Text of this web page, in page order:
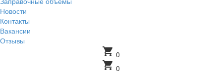
Новости
Контакты
Вакансии
Отзывы
shopping_cart 0
shopping_cart 0